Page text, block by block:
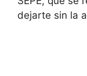
dejarte sin la